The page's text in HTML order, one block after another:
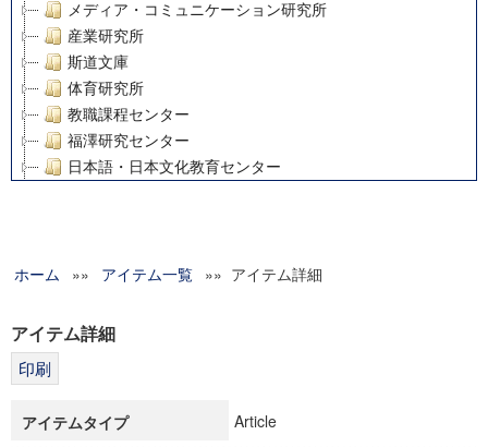
メディア・コミュニケーション研究所
産業研究所
斯道文庫
体育研究所
教職課程センター
福澤研究センター
日本語・日本文化教育センター
グローバルリサーチインスティテュート
科学研究費補助金研究成果報告書
博士課程教育リーディングプログラム「超成熟社会発展のサ
ホーム »» アイテム一覧 »» アイテム詳細
アイテム詳細
アイテムタイプ Article